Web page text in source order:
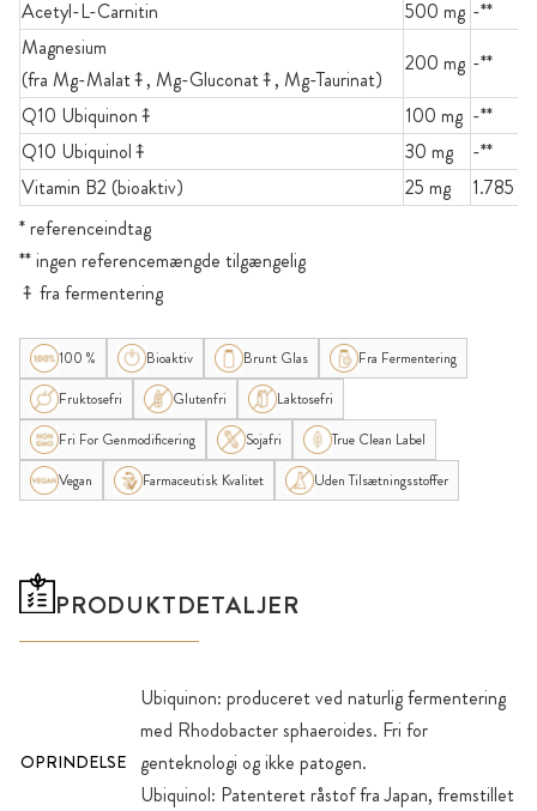
Acetyl-L-Carnitin 500 mg -**
Magnesium
(fra Mg-Malat⤉, Mg-Gluconat⤉, Mg-Taurinat)
200 mg -**
Q10 Ubiquinon⤉
100 mg -**
Q10 Ubiquinol⤉
30 mg
-**
Vitamin B2 (bioaktiv)
25 mg
1.785
* referenceindtag
** ingen referencemængde tilgængelig
⤉ fra fermentering
100 % Bioaktiv Brunt Glas
Fra Fermentering
Fruktosefri
Glutenfri
Laktosefri
Fri For Genmodificering
Sojafri
True Clean Label
Vegan
Farmaceutisk Kvalitet Uden Tilsætningsstoffer
PRODUKTDETALJER
OPRINDELSE
Ubiquinon: produceret ved naturlig fermentering
med Rhodobacter sphaeroides. Fri for
genteknologi og ikke patogen.
Ubiquinol: Patenteret råstof fra Japan, fremstillet